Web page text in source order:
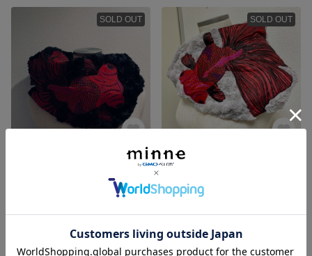
SOLD OUT SOLD OUT
揺金魚のスヌード(灰)